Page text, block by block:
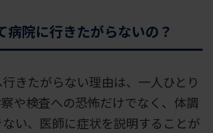
病院に行きたがらないの？
きたがらない理由は、一人ひとり
や検査への恐怖だけでなく、体調
い、医師に症状を説明することが